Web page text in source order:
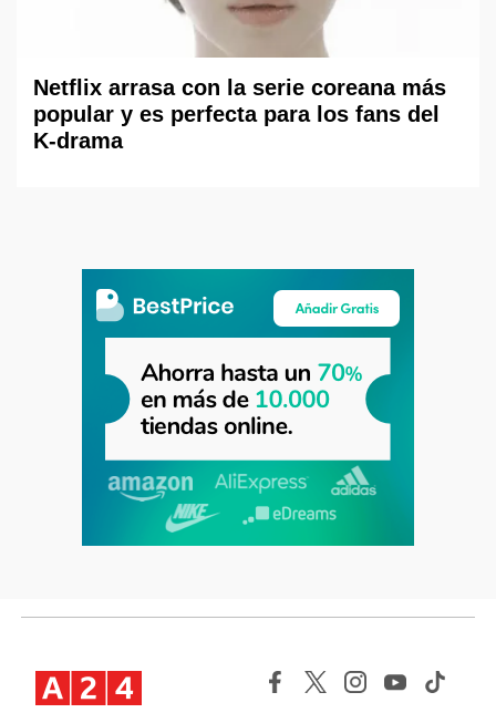
Netflix arrasa con la serie coreana más
popular y es perfecta para los fans del
K-drama